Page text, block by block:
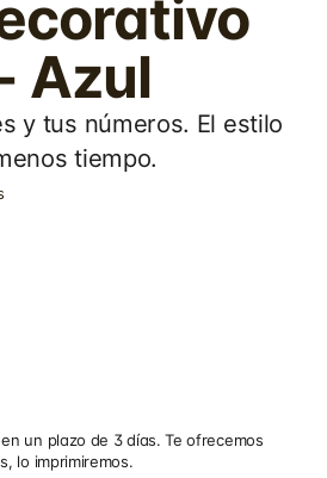
Azul
y tus números. El estilo
tiempo.
un plazo de 3 días. Te ofrecemos
lo imprimiremos.